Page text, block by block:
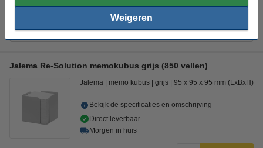
Weigeren
Aanbieding: 3x 123inkt memokubusnavulling (1000 vellen)
Jalema Re-Solution memokubus grijs (850 vellen)
Jalema memo kubus grijs 95 x 95 x 95 mm (LxBxH)
Bekijk de specificaties en omschrijving
Direct leverbaar
Morgen in huis